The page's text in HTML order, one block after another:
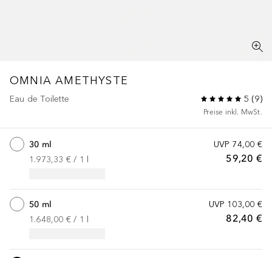
OMNIA AMETHYSTE
Eau de Toilette 5 (9)
Preise inkl. MwSt.
UVP 74,00 €
59,20 €
30 ml
1.973,33 € / 1
UVP 103,00 €
82,40 €
50 ml
1.648,00 € / 1